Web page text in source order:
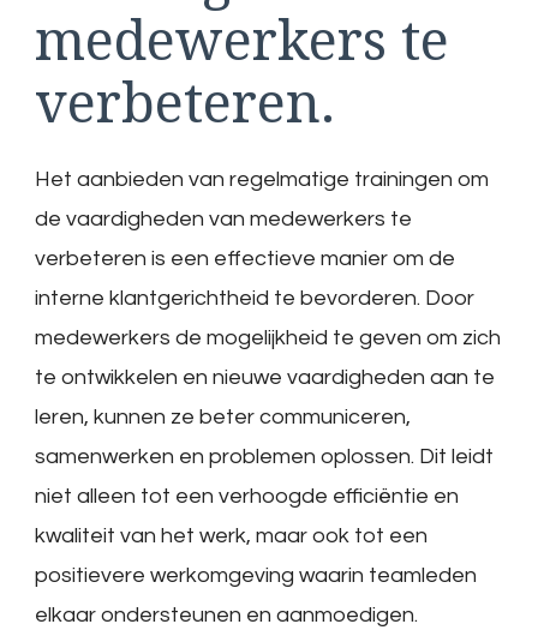
medewerkers te
verbeteren.
Het aanbieden van regelmatige trainingen om
de vaardigheden van medewerkers te
verbeteren is een effectieve manier om de
interne klantgerichtheid te bevorderen. Door
medewerkers de mogelijkheid te geven om zich
te ontwikkelen en nieuwe vaardigheden aan te
leren, kunnen ze beter communiceren,
samenwerken en problemen oplossen. Dit leidt
niet alleen tot een verhoogde efficiëntie en
kwaliteit van het werk, maar ook tot een
positievere werkomgeving waarin teamleden
elkaar ondersteunen en aanmoedigen.